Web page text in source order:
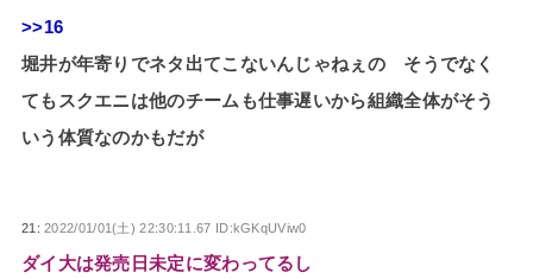
>>16
堀井が年寄りでネタ出てこないんじゃねぇの そうでなく
てもスクエニは他のチームも仕事遅いから組織全体がそう
いう体質なのかもだが
21:2022/01/01(土) 22:30:11.67 ID:kGKqUViw0
ダイ大は発売日未定に変わってるし